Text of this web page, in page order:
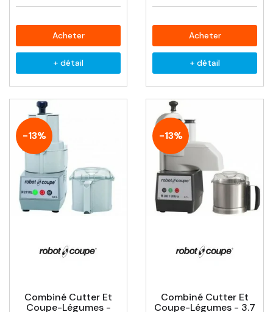
Acheter
+ détail
Acheter
+ détail
-13%
Combiné Cutter Et
Coupe-Légumes -
-13%
Combiné Cutter Et
Coupe-Légumes - 3.7